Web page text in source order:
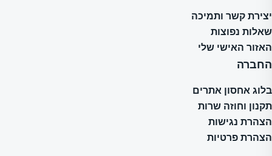
יצירת קשר ותמיכה
שאלות נפוצות
האזור האישי שלי
החברה
בלוג אחסון אתרים
תקנון וחוזה שרות
הצהרת נגישות
הצהרת פרטיות